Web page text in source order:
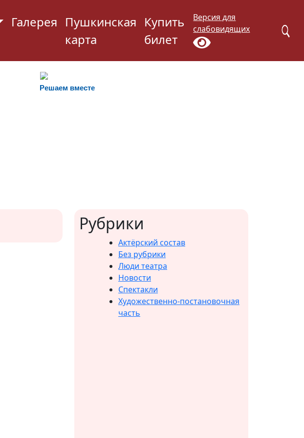
Галерея Пушкинская
карта
Купить
билет
Версия для
слабовидящих
Решаем вместе
Рубрики
Актёрский состав
Без рубрики
Люди театра
Новости
Спектакли
Художественно-постановочная
часть